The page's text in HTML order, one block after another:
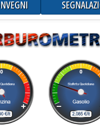
ITALIA SENZA FIAT'